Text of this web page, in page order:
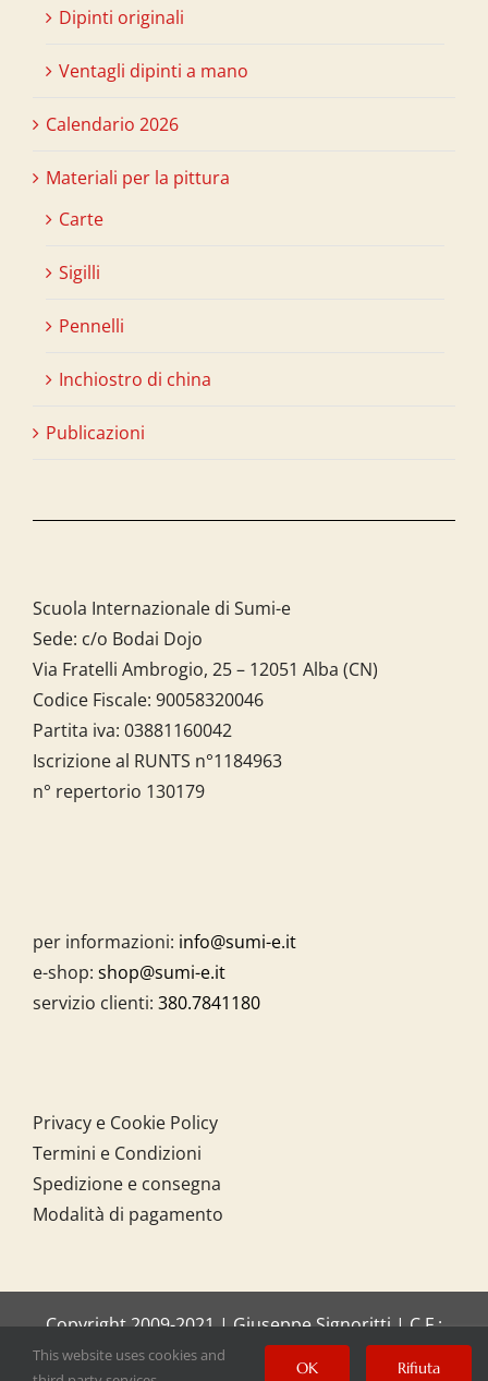
Dipinti originali
Ventagli dipinti a mano
Calendario 2026
Materiali per la pittura
Carte
Sigilli
Pennelli
Inchiostro di china
Publicazioni
Scuola Internazionale di Sumi-e
Sede: c/o Bodai Dojo
Via Fratelli Ambrogio, 25 – 12051 Alba (CN)
Codice Fiscale: 90058320046
Partita iva: 03881160042
Iscrizione al RUNTS n°1184963
n° repertorio 130179
per informazioni: info@sumi-e.it
e-shop: shop@sumi-e.it
servizio clienti: 380.7841180
Privacy e Cookie Policy
Termini e Condizioni
Spedizione e consegna
Modalità di pagamento
Copyright 2009-2021 | Giuseppe Signoritti | C.F.:
SGNGPP61C20I158O
This website uses cookies and
OK Rifiuta